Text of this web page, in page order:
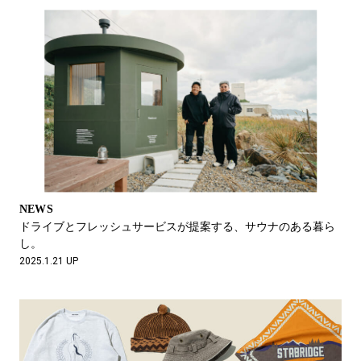
NEWS
ドライブとフレッシュサービスが提案する、サウナのある暮ら
し。
2025.1.21 UP